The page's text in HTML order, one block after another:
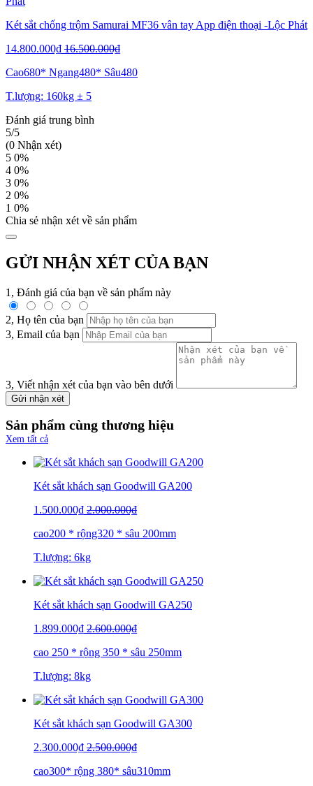
Két sắt chống trộm Samurai MF36 vân tay App điện thoại -Lộc Phát
14.800.000₫ 16.500.000₫
Cao680* Ngang480* Sâu480
T.lượng: 160kg ± 5
Đánh giá trung bình
5/5
(0 Nhận xét)
5 0%
4 0%
3 0%
2 0%
1 0%
Chia sẻ nhận xét về sản phẩm
GỬI NHẬN XÉT CỦA BẠN
1, Đánh giá của bạn về sản phẩm này
2, Họ tên của bạn
3, Email của bạn
3, Viết nhận xét của bạn vào bên dưới
Gửi nhận xét
Sản phẩm cùng thương hiệu
Xem tất cả
Két sắt khách sạn Goodwill GA200
1.500.000₫ 2.000.000₫
cao200 * rộng320 * sâu 200mm
T.lượng: 6kg
Két sắt khách sạn Goodwill GA250
1.899.000₫ 2.600.000₫
cao 250 * rộng 350 * sâu 250mm
T.lượng: 8kg
Két sắt khách sạn Goodwill GA300
2.300.000₫ 2.500.000₫
cao300* rộng 380* sâu310mm